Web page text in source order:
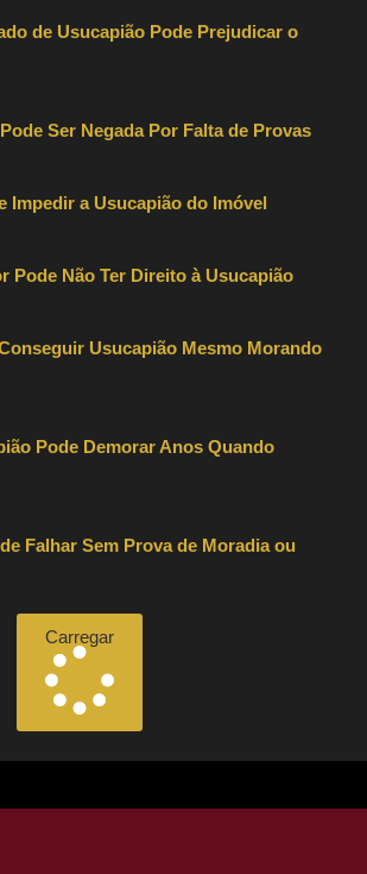
de Usucapião Pode Prejudicar o
Ser Negada Por Falta de Provas
Impedir a Usucapião do Imóvel
Pode Não Ter Direito à Usucapião
Usucapião Mesmo Morando
Pode Demorar Anos Quando
Falhar Sem Prova de Moradia ou
Carregar